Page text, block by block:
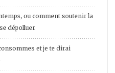
ou comment soutenir la
dépolluer
et je te dirai